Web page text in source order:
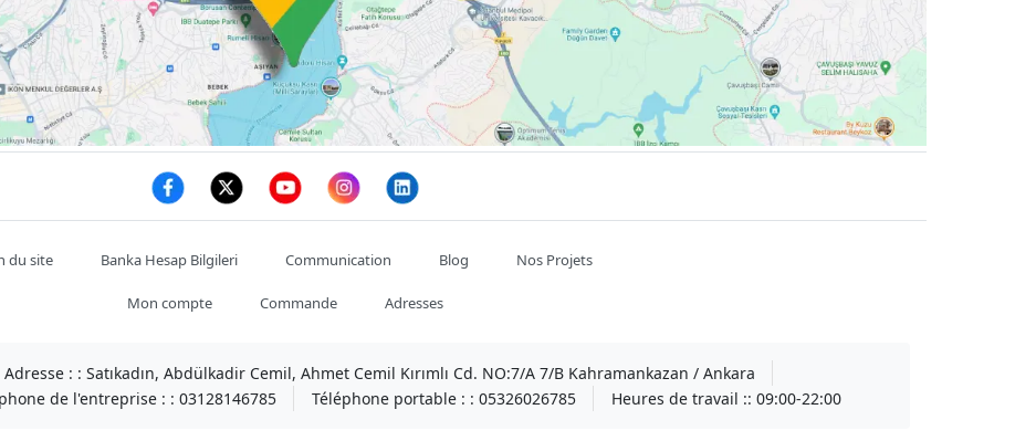
du site Banka Hesap Bilgileri Communication Blog Nos Projets
Mon compte Commande Adresses
Adresse : : Satıkadın, Abdülkadir Cemil, Ahmet Cemil Kırımlı Cd. NO:7/A 7/B Kahramankazan / Ankara
de l'entreprise : : 03128146785 Téléphone portable : : 05326026785 Heures de travail :: 09:00-22:00